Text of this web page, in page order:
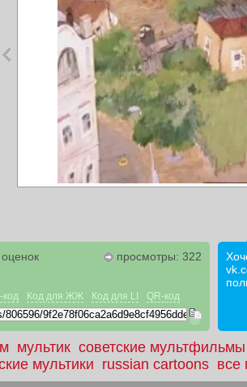
просмотры: 322
код Код для ЖЖ Код для LI QR-код
мультик советские мультфильмы
мультики russian cartoons все